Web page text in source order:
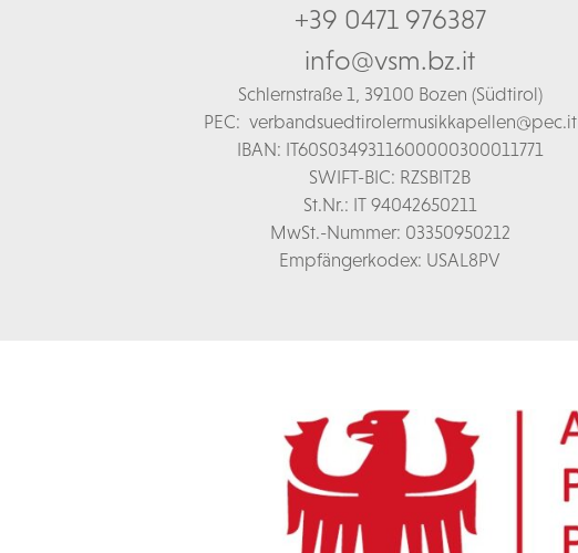
+39 0471 976387
info@vsm.bz.it
Schlernstraße 1, 39100 Bozen (Südtirol)
PEC: verbandsuedtirolermusikkapellen@pec.it
IBAN: IT60S0349311600000300011771
SWIFT-BIC: RZSBIT2B
St.Nr.: IT 94042650211
MwSt.-Nummer: 03350950212
Empfängerkodex: USAL8PV